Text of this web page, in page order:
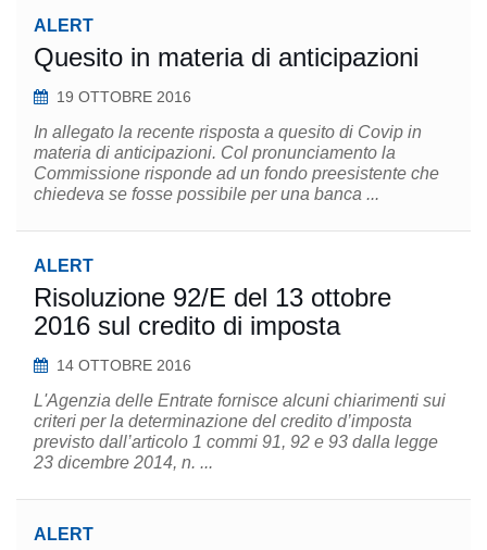
ALERT
Quesito in materia di anticipazioni
19 OTTOBRE 2016
In allegato la recente risposta a quesito di Covip in
materia di anticipazioni. Col pronunciamento la
Commissione risponde ad un fondo preesistente che
chiedeva se fosse possibile per una banca ...
ALERT
Risoluzione 92/E del 13 ottobre
2016 sul credito di imposta
14 OTTOBRE 2016
L'Agenzia delle Entrate fornisce alcuni chiarimenti sui
criteri per la determinazione del credito d’imposta
previsto dall’articolo 1 commi 91, 92 e 93 dalla legge
23 dicembre 2014, n. ...
ALERT